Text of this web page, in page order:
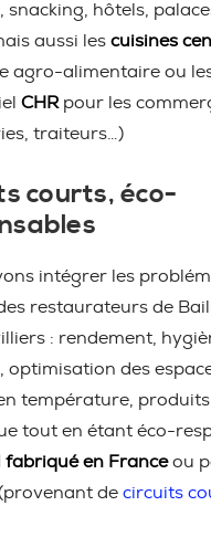
snacking, hôtels,
aussi les cuisines
agro-alimentaire ou
CHR pour les
traiteurs…)
courts, éco-
intégrer les
restaurateurs de
: rendement,
optimisation des
température,
tout en étant éco-
fabriqué en Franceou
de circuits